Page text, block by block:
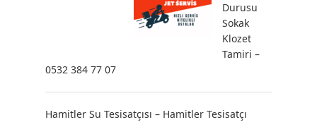
Durusu
Sokak
Klozet
Tamiri –
0532 384 77 07
Hamitler Su Tesisatçısı – Hamitler Tesisatçı